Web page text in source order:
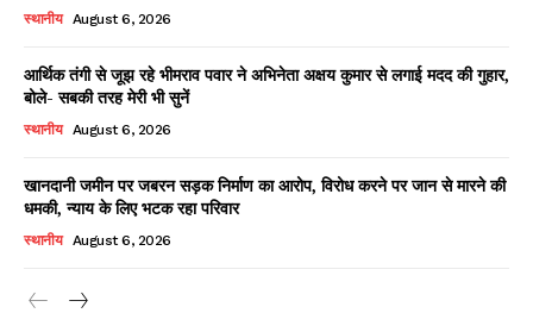
स्थानीय August 6, 2026
आर्थिक तंगी से जूझ रहे भीमराव पवार ने अभिनेता अक्षय कुमार से लगाई मदद की गुहार,
बोले- सबकी तरह मेरी भी सुनें
स्थानीय August 6, 2026
खानदानी जमीन पर जबरन सड़क निर्माण का आरोप, विरोध करने पर जान से मारने की
धमकी, न्याय के लिए भटक रहा परिवार
स्थानीय August 6, 2026